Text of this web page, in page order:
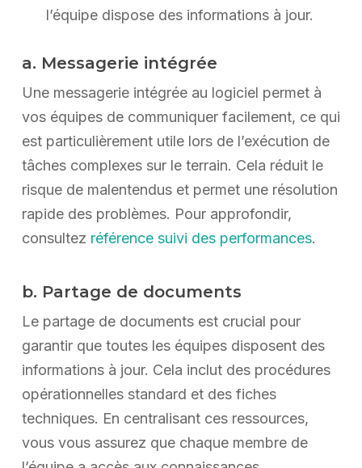
l’équipe dispose des informations à jour.
a. Messagerie intégrée
Une messagerie intégrée au logiciel permet à
vos équipes de communiquer facilement, ce qui
est particulièrement utile lors de l’exécution de
tâches complexes sur le terrain. Cela réduit le
risque de malentendus et permet une résolution
rapide des problèmes. Pour approfondir,
consultez référence suivi des performances.
b. Partage de documents
Le partage de documents est crucial pour
garantir que toutes les équipes disposent des
informations à jour. Cela inclut des procédures
opérationnelles standard et des fiches
techniques. En centralisant ces ressources,
vous vous assurez que chaque membre de